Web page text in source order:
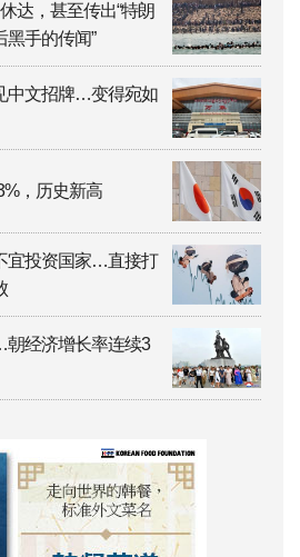
达，甚至传出“特朗
手的传闻”
中文招牌…变得宛如
，历史新高
宜投资国家…直接打
经济增长率连续3